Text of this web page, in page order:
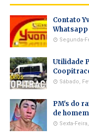
Contato
Whatsapp
Segunda-
Utilidade
Sábado,
PM's do
de
Sexta-